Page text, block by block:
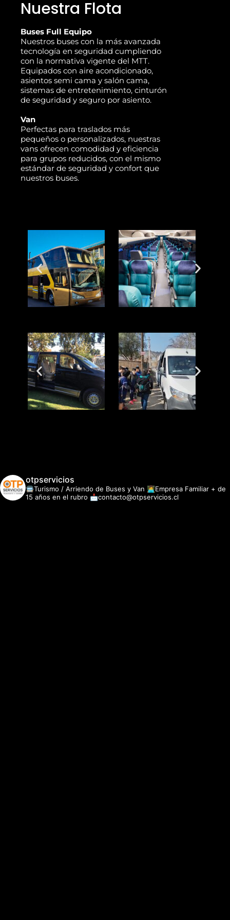
Nuestra Flota
Buses Full Equipo
Nuestros buses con la más avanzada
tecnología en seguridad cumpliendo
con la normativa vigente del MTT.
Equipados con aire acondicionado,
asientos semi cama y salón cama,
sistemas de entretenimiento, cinturón
de seguridad y seguro por asiento.
Van
Perfectas para traslados más
pequeños o personalizados, nuestras
vans ofrecen comodidad y eficiencia
para grupos reducidos, con el mismo
estándar de seguridad y confort que
nuestros buses.
otpservicios
🚍Turismo / Arriendo de Buses y Van 👩‍💻Empresa Familiar + de
15 años en el rubro 📩contacto@otpservicios.cl